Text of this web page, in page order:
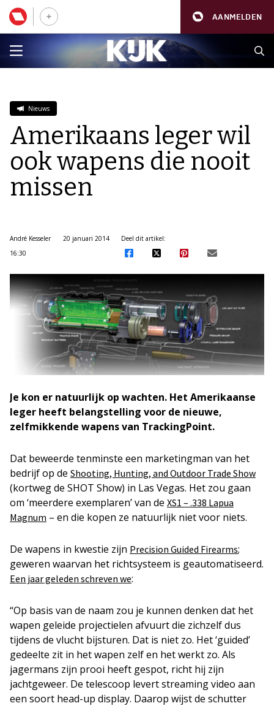
AANMELDEN
Nieuws
Amerikaans leger wil
ook wapens die nooit
missen
André Kesseler
20 januari 2014
16:30
Deel dit artikel:
Je kon er natuurlijk op wachten. Het Amerikaanse
leger heeft belangstelling voor de nieuwe,
zelfmikkende wapens van TrackingPoint.
Dat beweerde tenminste een marketingman van het
bedrijf op de Shooting, Hunting, and Outdoor Trade Show
(kortweg de SHOT Show) in Las Vegas. Het zou gaan
om ‘meerdere exemplaren’ van de XS1 – .338 Lapua
Magnum – en die kopen ze natuurlijk niet voor niets.
De wapens in kwestie zijn Precision Guided Firearms;
geweren waarvan het richtsysteem is geautomatiseerd.
Een jaar geleden schreven we:
“Op basis van de naam zou je kunnen denken dat het
wapen geleide projectielen afvuurt die zichzelf dus
tijdens de vlucht bijsturen. Dat is niet zo. Het ‘guided’
gedeelte zit in het wapen zelf en het werkt zo. Als
jagermans zijn prooi heeft gespot, richt hij zijn
jachtgeweer. De telescoop levert streaming video aan
een soort head-up display. Daarop wijst de schutter